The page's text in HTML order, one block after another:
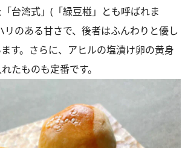
台湾式」(「緑豆椪」とも呼ばれま
リのある甘さで、後者はふんわりと優し
す。さらに、アヒルの塩漬け卵の黄身
たものも定番です。